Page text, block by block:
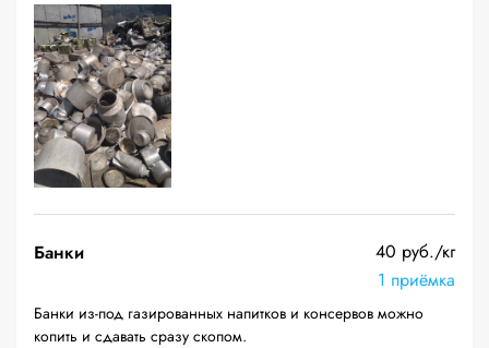
Банки
40 руб./кг
1 приёмка
Банки из-под газированных напитков и консервов можно
копить и сдавать сразу скопом.